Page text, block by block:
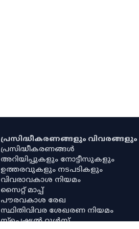
പ്രസിദ്ധീകരണങ്ങളും വിവരങ്ങളും
പ്രസിദ്ധീകരണങ്ങൾ
അറിയിപ്പുകളും നോട്ടീസുകളും
ഉത്തരവുകളും നടപടികളും
വിവരാവകാശ നിയമം
സൈറ്റ് മാപ്പ്
പൗരവകാശ രേഖ
സ്ഥിതിവിവര ശേഖരണ നിയമം
സ്‌പെഷ്യൽ റൂൾസ്